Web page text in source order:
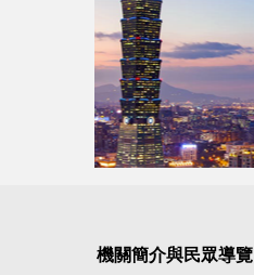
機關簡介與民眾導覽